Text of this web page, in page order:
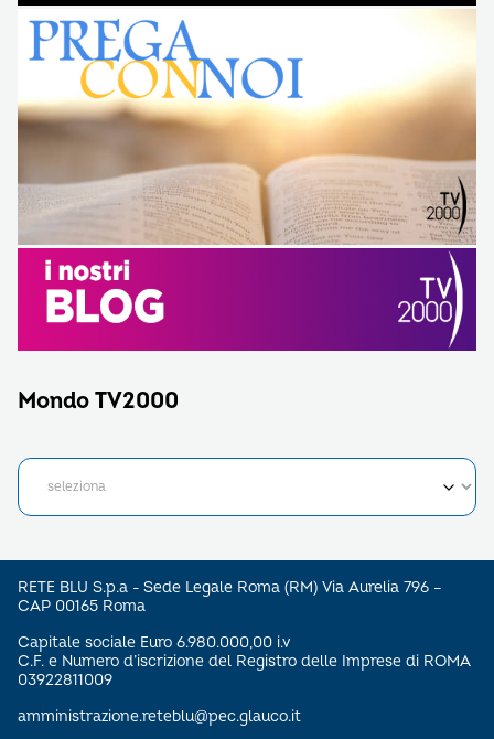
Mondo TV2000
RETE BLU S.p.a - Sede Legale Roma (RM) Via Aurelia 796 –
CAP 00165 Roma
Capitale sociale Euro 6.980.000,00 i.v
C.F. e Numero d’iscrizione del Registro delle Imprese di ROMA
03922811009
amministrazione.reteblu@pec.glauco.it